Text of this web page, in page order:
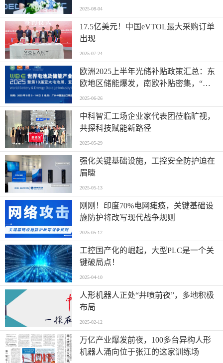
2025-08-04
17.5亿美元！中国eVTOL最大采购订单
出现
2025-07-24
欧洲2025上半年光储补贴政策汇总：东
欧地区储能爆发，南欧补贴密集，“削
光补储”模式迅速扩张
2025-06-26
中科智汇工场企业家代表团莅临旷视，
共探科技赋能新路径
2025-05-29
强化关键基础设施，工控安全防护迫在
眉睫
2025-05-13
刚刚！印度70%电网瘫痪，关键基础设
施防护将改写现代战争规则
2025-05-12
工控国产化的崛起，大型PLC是一个关
键破局点！
2025-04-10
人形机器人正处“井喷前夜”，多地积极
布局
2025-02-12
万亿产业爆发前夜，100多台异构人形
机器人涌向位于张江的这家训练场